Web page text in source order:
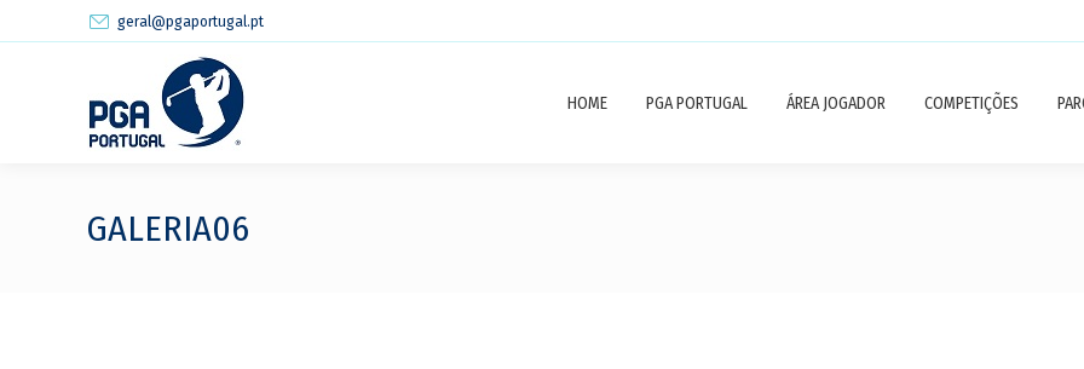
geral@pgaportugal.pt
HOME PGA PORTUGAL ÁREA JOGADOR COMPETIÇÕES
GALERIA06